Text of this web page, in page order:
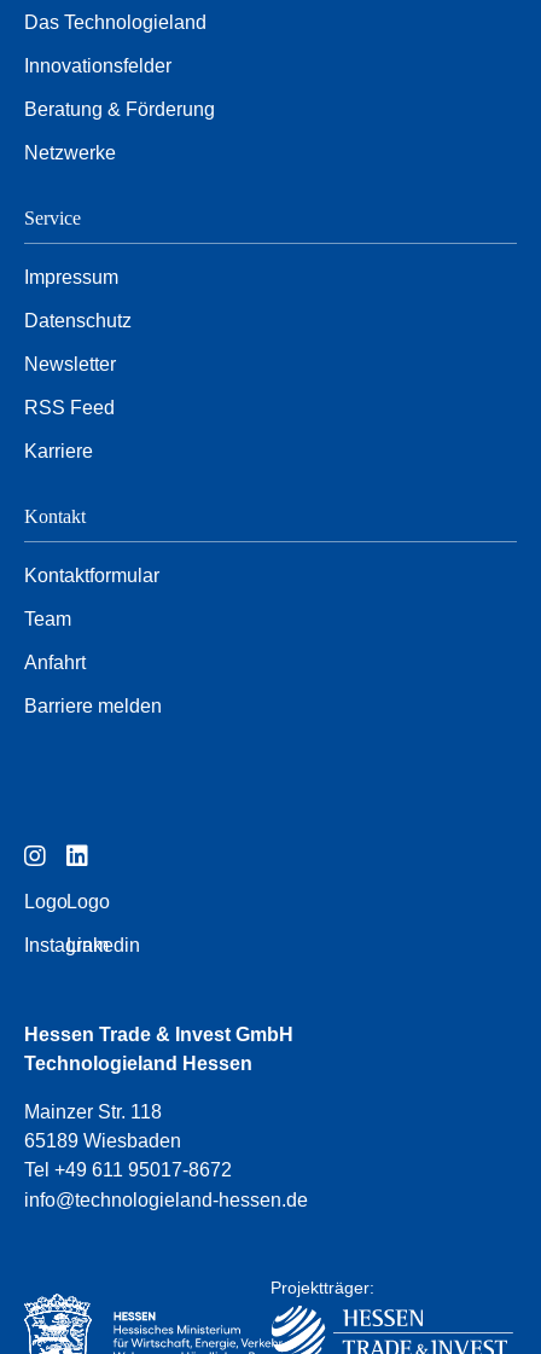
Das Technologieland
Innovationsfelder
Beratung & Förderung
Netzwerke
Service
Impressum
Datenschutz
Newsletter
RSS Feed
Karriere
Kontakt
Kontaktformular
Team
Anfahrt
Barriere melden
Logo
Instagram
Logo
Linkedin
Hessen Trade & Invest GmbH
Technologieland Hessen
Mainzer Str. 118
65189 Wiesbaden
Tel +49 611 95017-8672
info@technologieland-hessen.de
Projektträger: